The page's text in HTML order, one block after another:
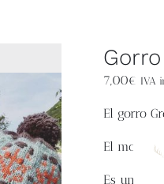
7,00€ IVA
El gorro
El motivo
Es un